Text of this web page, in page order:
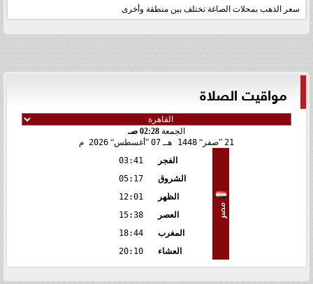
سعر الذهب بمحلات الصاغة تختلف بين منطقة وأخرى
مواقيت الصلاة
الجمعة 02:28 صـ
21 صفر 1448 هـ 07 أغسطس 2026 م
مصر
الفجر
03:41
الشروق
05:17
الظهر
12:01
العصر
15:38
المغرب
18:44
العشاء
20:10